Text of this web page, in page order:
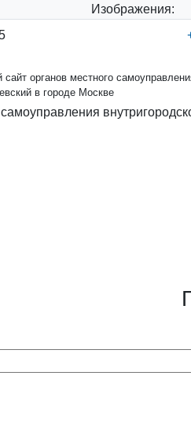
Изображения:
органов местного
в городе Москве